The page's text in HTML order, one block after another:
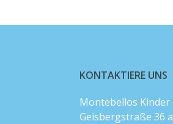
KONTAKTIERE UNS
Montebellos Kinder
Geisbergstraße 36 a